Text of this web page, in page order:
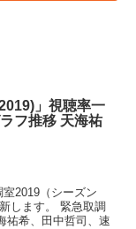
」視聴率一
フ推移 天海祐
2019（シーズン
します。 緊急取調
祐希、田中哲司、速